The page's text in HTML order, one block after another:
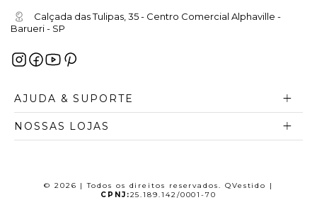
Calçada das Tulipas, 35 - Centro Comercial Alphaville -
Barueri - SP
AJUDA & SUPORTE
NOSSAS LOJAS
© 2026 | Todos os direitos reservados. QVestido |
CPNJ:25.189.142/0001-70